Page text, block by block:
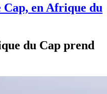
Cap, en Afrique du
du Cap prend